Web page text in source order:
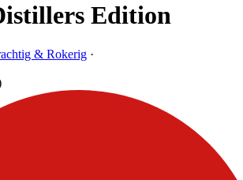
Edition
& Rokerig ·